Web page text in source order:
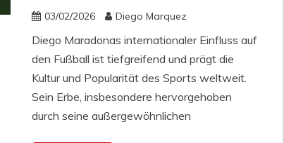
03/02/2026 Diego Marquez
Diego Maradonas internationaler Einfluss auf
den Fußball ist tiefgreifend und prägt die
Kultur und Popularität des Sports weltweit.
Sein Erbe, insbesondere hervorgehoben
durch seine außergewöhnlichen